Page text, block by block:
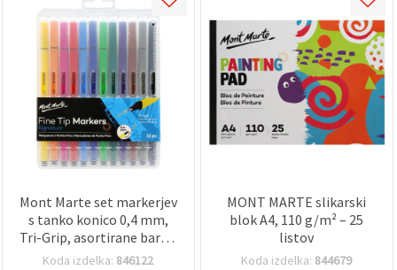
Mont Marte set markerjev
s tanko konico 0,4 mm,
Tri-Grip, asortirane barve,
v etuiju, 12 kosov
Koda izdelka: 846122
MONT MARTE slikarski
blok A4, 110 g/m² – 25
listov
Koda izdelka: 844679